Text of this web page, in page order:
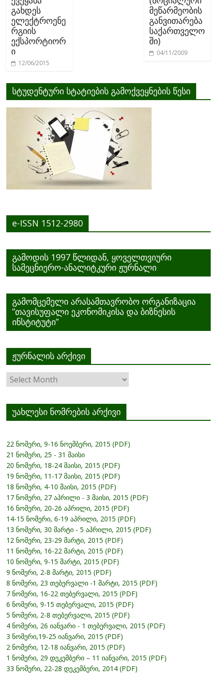
გახდეს
ელექტროენე
რგიის
ექსპორტიორ
ი
12/06/2015
მეწარმეობის
განვითარება
საქართველო
ში)
04/11/2009
სტუდენტური სტატიების გამოქვეყნების წესი
e-ISSN 1512-2980
გამოდის 1997 წლიდან, ყოველთვიური
სამეცნიერო-ანალიტკური ჟურნალი
გამომცემელი არასამთავრობო ორგანიზაცია
”თავისუფალი ეკონომიკისა და ბიზნესის
ინსტიტუტი”
ჟურნალის არქივი
ჟურნალის
არქივი
უახლესი ნომრების არქივი
22 ნომერი, 9-16 ნოემბერი, 2015 (PDF)
21 ნომერი, 25 - 31 მაისი
20 ნომერი, 18-24 მაისი, 2015 (PDF)
19 ნომერი, 11-17 მაისი, 2015 (PDF)
18 ნომერი, 4-10 მაისი, 2015 (PDF)
17 ნომერი, 27 აპრილი - 3 მაისი, 2015 (PDF)
16 ნომერი, 20-26 აპრილი, 2015 (PDF)
14-15 ნომერი, 6-19 აპრილი, 2015 (PDF)
13 ნომერი, 30 მარტი - 5 აპრილი, 2015 (PDF)
12 ნომერი, 23-29 მარტი, 2015 (PDF)
11 ნომერი, 16-22 მარტი, 2015 (PDF)
10 ნომერი, 9-15 მარტი, 2015 (PDF)
9 ნომერი, 2-8 მარტი, 2015 (PDF)
8 ნომერი, 23 თებერვალი -1 მარტი, 2015 (PDF)
7 ნომერი, 16-22 თებერვალი, 2015 (PDF)
6 ნომერი, 9-15 თებერვალი, 2015 (PDF)
5 ნომერი, 2-8 თებერვალი, 2015 (PDF)
4 ნომერი, 26 იანვარი - 1 თებერვალი, 2015 (PDF)
3 ნომერი,19-25 იანვარი, 2015 (PDF)
2 ნომერი, 12-18 იანვარი, 2015 (PDF)
1 ნომერი, 29 დეკემბერი – 11 იანვარი, 2015 (PDF)
33 ნომერი, 22-28 დეკემბერი, 2014 (PDF)